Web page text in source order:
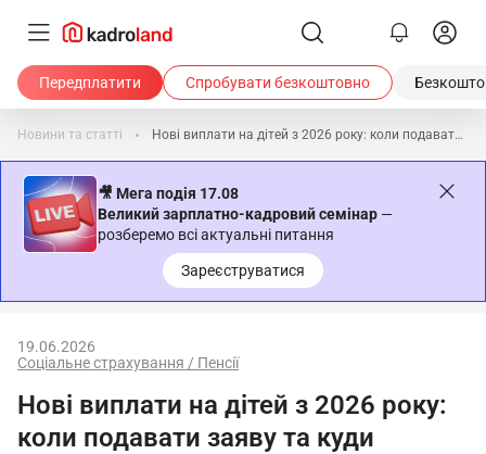
Передплатити Спробувати безкоштовно
Новини та статті Нові виплати на дітей з 2026 року: коли подавати заяву та куди звертатися
🎥 Мега подія 17.08
Великий зарплатно-кадровий семінар —
розберемо всі актуальні питання
Зареєструватися
Соціальне страхування / Пенсії
19.06.2026
Нові виплати на дітей з 2026 року:
коли подавати заяву та куди